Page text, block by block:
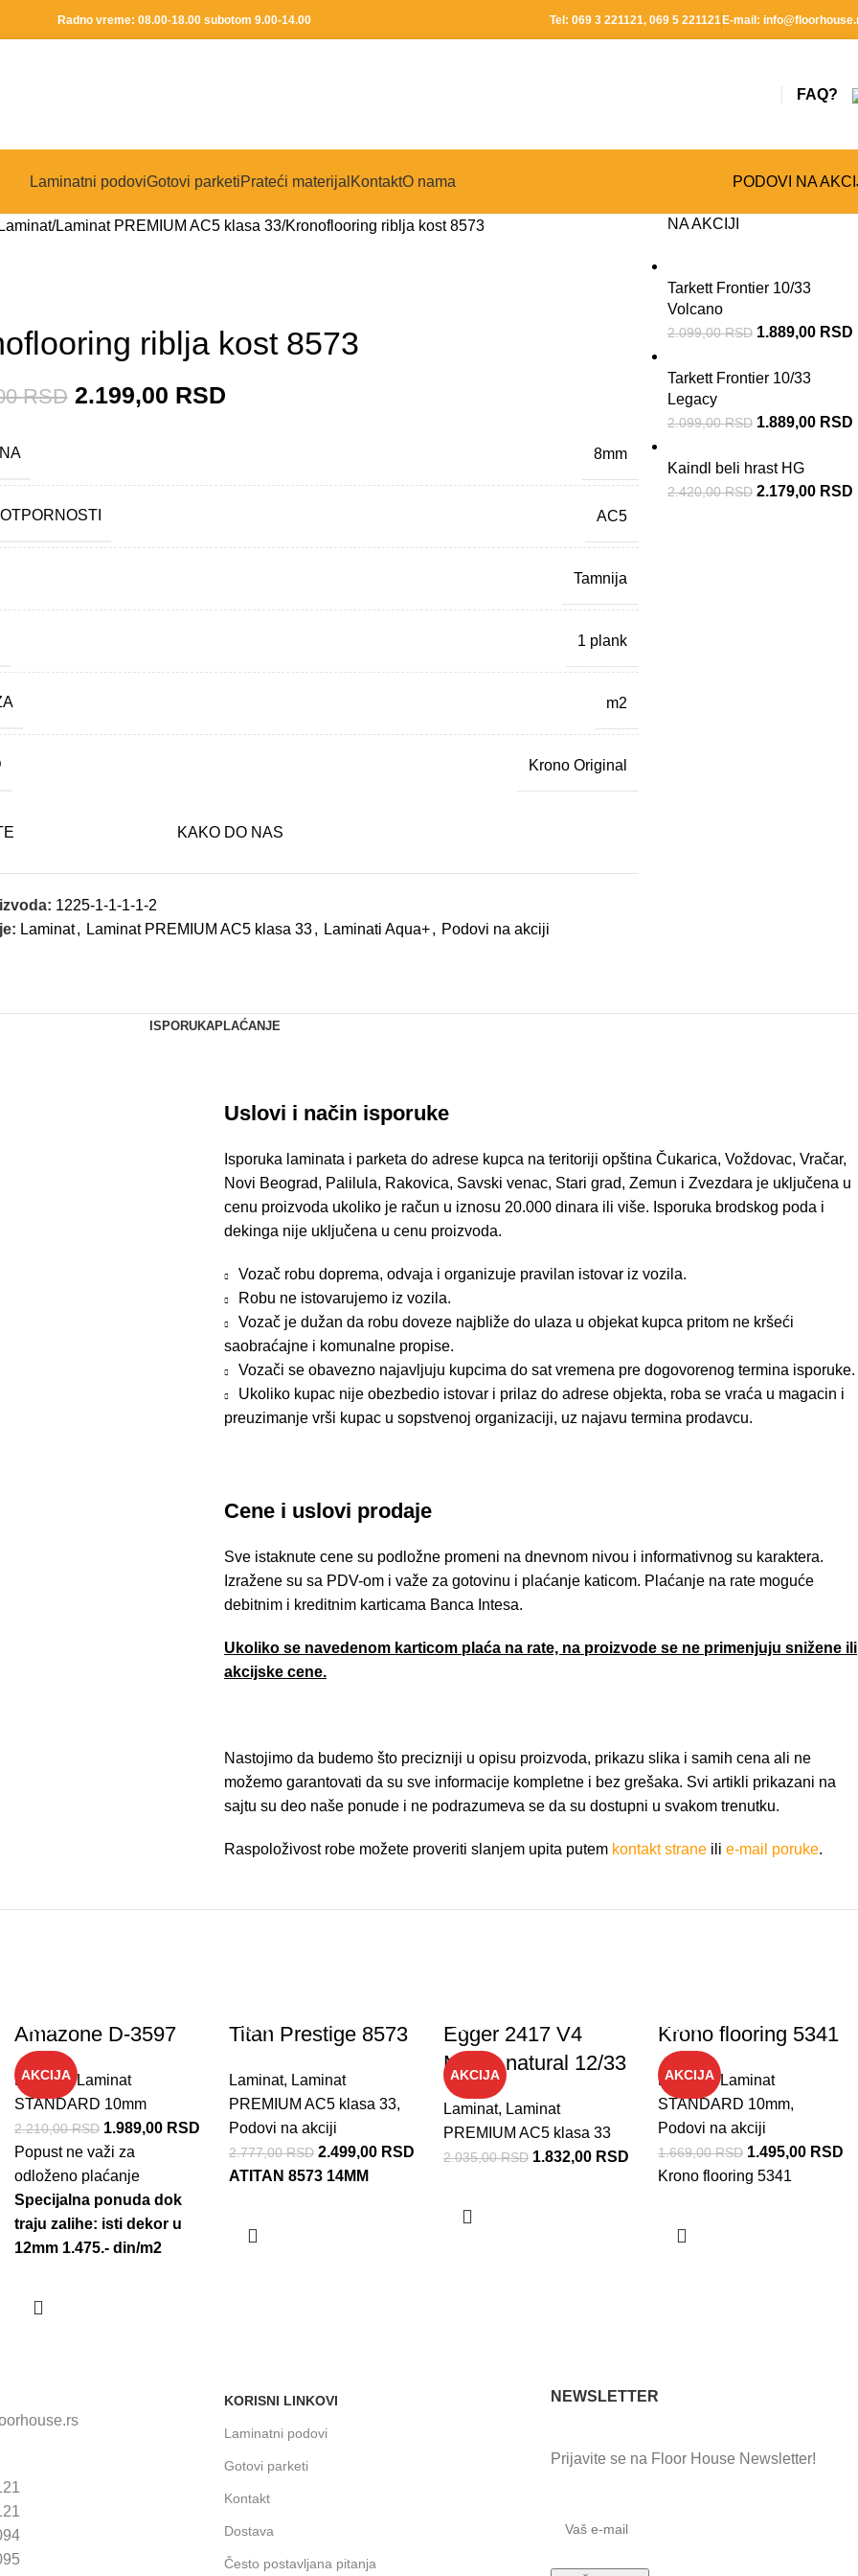
Radno vreme: 08.00-18.00 subotom 9.00-14.00 Tel: 069 3 221121, 069 5 221121E-mail:
FAQ?
Laminatni podoviGotovi parketiPrateći materijal KontaktO nama PODOVI NA
Laminat PREMIUM AC5 klasa 33 Kronoflooring riblja kost 8573
riblja kost 8573
RSD 2.199,00 RSD
8mm
AC5
Tamnija
1 plank
m2
Krono Original
KAKO DO NAS
1225-1-1-1-1-2
Laminat, Laminat PREMIUM AC5 klasa 33, Laminati Aqua+, Podovi na akciji
NA AKCIJI
Tarkett Frontier 10/33
Volcano
2.099,00RSD 1.889,00 RSD
Tarkett Frontier 10/33
Legacy
2.099,00RSD 1.889,00 RSD
Kaindl beli hrast HG
2.420,00RSD 2.179,00 RSD
ISPORUKAPLAĆANJE
Uslovi i način isporuke
Isporuka laminata i parketa do adrese kupca na teritoriji opština Čukarica, Voždovac, Vračar,
Novi Beograd, Palilula, Rakovica, Savski venac, Stari grad, Zemun i Zvezdara je uključena u
cenu proizvoda ukoliko je račun u iznosu 20.000 dinara ili više. Isporuka brodskog poda i
dekinga nije uključena u cenu proizvoda.
Vozač robu doprema, odvaja i organizuje pravilan istovar iz vozila.
Robu ne istovarujemo iz vozila.
Vozač je dužan da robu doveze najbliže do ulaza u objekat kupca pritom ne kršeći
saobraćajne i komunalne propise.
Vozači se obavezno najavljuju kupcima do sat vremena pre dogovorenog termina isporuke.
Ukoliko kupac nije obezbedio istovar i prilaz do adrese objekta, roba se vraća u magacin i
preuzimanje vrši kupac u sopstvenoj organizaciji, uz najavu termina prodavcu.
Cene i uslovi prodaje
Sve istaknute cene su podložne promeni na dnevnom nivou i informativnog su karaktera.
Izražene su sa PDV-om i važe za gotovinu i plaćanje katicom. Plaćanje na rate moguće
debitnim i kreditnim karticama Banca Intesa.
Ukoliko se navedenom karticom plaća na rate, na proizvode se ne primenjuju snižene ili
akcijske cene.
Nastojimo da budemo što precizniji u opisu proizvoda, prikazu slika i samih cena ali ne
možemo garantovati da su sve informacije kompletne i bez grešaka. Svi artikli prikazani na
sajtu su deo naše ponude i ne podrazumeva se da su dostupni u svakom trenutku.
Raspoloživost robe možete proveriti slanjem upita putem kontakt strane ili e-mail poruke.
-10%
AKCIJA
Amazone D-3597
Laminat,Laminat
STANDARD 10mm
2.210,00RSD 1.989,00 RSD
Popust ne važi za
odloženo plaćanje
Specijalna ponuda dok
traju zalihe: isti dekor u
12mm 1.475.- din/m2
-10%
Titan Prestige 8573
Laminat, Laminat
PREMIUM AC5 klasa 33,
Podovi na akciji
2.777,00RSD 2.499,00 RSD
ATITAN 8573 14MM
-10%
AKCIJA
Egger 2417 V4
Melba natural 12/33
Laminat, Laminat
PREMIUM AC5 klasa 33
2.035,00RSD 1.832,00 RSD
-10%
AKCIJA
Krono flooring 5341
Laminat,Laminat
STANDARD 10mm,
Podovi na akciji
1.669,00RSD 1.495,00 RSD
Krono flooring 5341
KORISNI LINKOVI
Laminatni podovi
Gotovi parketi
Kontakt
Dostava
Često postavljana pitanja
NEWSLETTER
Prijavite se na Floor House Newsletter!